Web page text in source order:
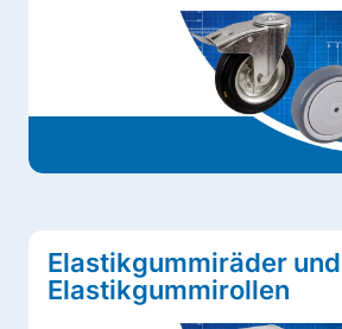
Elastikgummiräder und
Elastikgummirollen